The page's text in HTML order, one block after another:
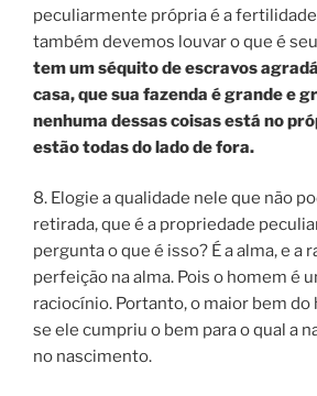
peculiarmente própria é a
também devemos louvar o que é
tem um séquito de escravos
casa, que sua fazenda é grande e
nenhuma dessas coisas está no
estão todas do lado de fora.
8. Elogie a qualidade nele que não
retirada, que é a propriedade
pergunta o que é isso? É a alma, e a
perfeição na alma. Pois o homem é
raciocínio. Portanto, o maior bem
se ele cumpriu o bem para o qual a
no nascimento.